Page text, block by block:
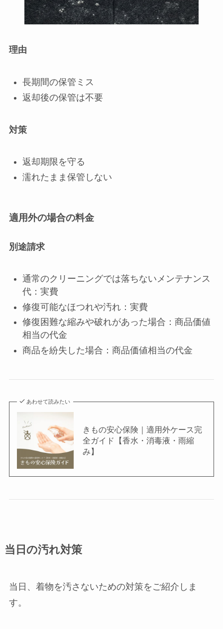
理由
長期間の保管ミス
返却後の保管は不要
対策
返却期限を守る
濡れたまま保管しない
適用外の場合の料金
別途請求
通常のクリーニングでは落ちないメンテナンス
代：実費
修復可能なほつれや汚れ：実費
修復困難な縮みや破れがあった場合：商品価値
相当の代金
商品を紛失した場合：商品価値相当の代金
あわせて読みたい
きもの安心保険｜適用外ケース完
全ガイド【香水・消毒液・雨縮
み】
当日の汚れ対策
当日、着物を汚さないための対策をご紹介しま
す。